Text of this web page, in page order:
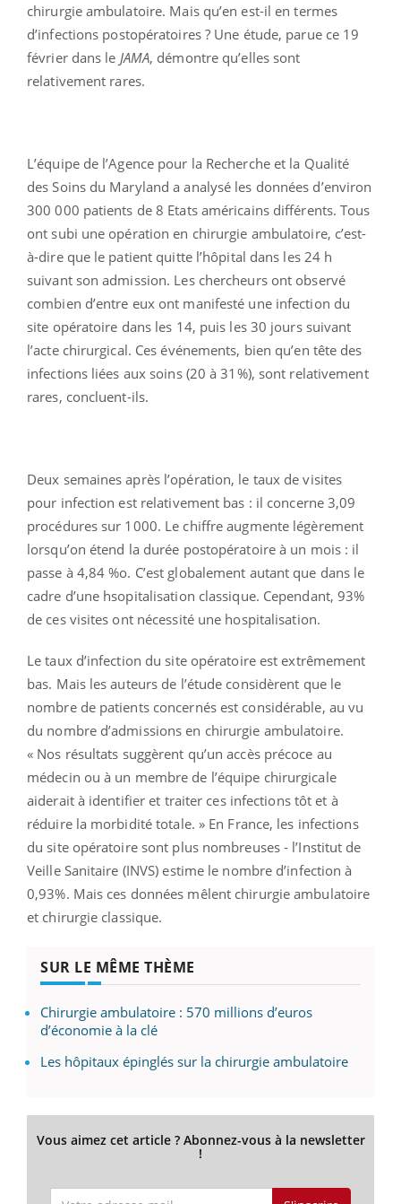
chirurgie ambulatoire. Mais qu’en est-il en termes
d’infections postopératoires ? Une étude, parue ce 19
février dans le JAMA, démontre qu’elles sont
relativement rares.
L’équipe de l’Agence pour la Recherche et la Qualité
des Soins du Maryland a analysé les données d’environ
300 000 patients de 8 Etats américains différents. Tous
ont subi une opération en chirurgie ambulatoire, c’est-
à-dire que le patient quitte l’hôpital dans les 24 h
suivant son admission. Les chercheurs ont observé
combien d’entre eux ont manifesté une infection du
site opératoire dans les 14, puis les 30 jours suivant
l’acte chirurgical. Ces événements, bien qu’en tête des
infections liées aux soins (20 à 31%), sont relativement
rares, concluent-ils.
Deux semaines après l’opération, le taux de visites
pour infection est relativement bas : il concerne 3,09
procédures sur 1000. Le chiffre augmente légèrement
lorsqu’on étend la durée postopératoire à un mois : il
passe à 4,84 %o. C’est globalement autant que dans le
cadre d’une hsopitalisation classique. Cependant, 93%
de ces visites ont nécessité une hospitalisation.
Le taux d’infection du site opératoire est extrêmement
bas. Mais les auteurs de l’étude considèrent que le
nombre de patients concernés est considérable, au vu
du nombre d’admissions en chirurgie ambulatoire.
« Nos résultats suggèrent qu’un accès précoce au
médecin ou à un membre de l’équipe chirurgicale
aiderait à identifier et traiter ces infections tôt et à
réduire la morbidité totale. » En France, les infections
du site opératoire sont plus nombreuses - l’Institut de
Veille Sanitaire (INVS) estime le nombre d’infection à
0,93%. Mais ces données mêlent chirurgie ambulatoire
et chirurgie classique.
SUR LE MÊME THÈME
Chirurgie ambulatoire : 570 millions d’euros
d’économie à la clé
Les hôpitaux épinglés sur la chirurgie ambulatoire
Vous aimez cet article ? Abonnez-vous à la newsletter
!